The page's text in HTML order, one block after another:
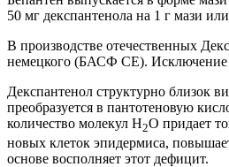
50 мг декспантенола на 1 г мази
В производстве отечественных
немецкого (БАСФ СЕ). Исключение
Декспантенол структурно близок
преобразуется в пантотеновую
количество молекул H2O придает
новых клеток эпидермиса,
основе восполняет этот дефицит.